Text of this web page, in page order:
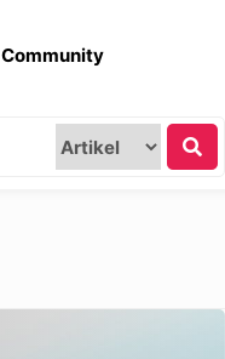
Community